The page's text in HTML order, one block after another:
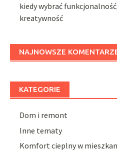
kiedy wybrać
kreatywność
NAJNOWSZE
KATEGORIE
Dom i remont
Inne tematy
Komfort cieplny w